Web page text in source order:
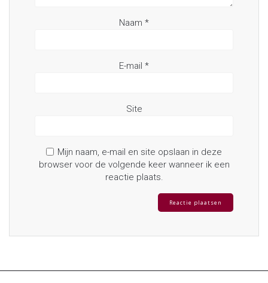
Naam *
E-mail *
Site
Mijn naam, e-mail en site opslaan in deze
browser voor de volgende keer wanneer ik een
reactie plaats.